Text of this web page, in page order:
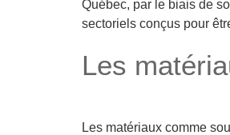
Québec, par le biais de
sectoriels conçus pour
Les
Les matériaux comme